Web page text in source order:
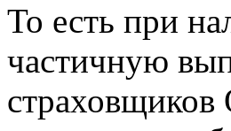
То есть при
частичную